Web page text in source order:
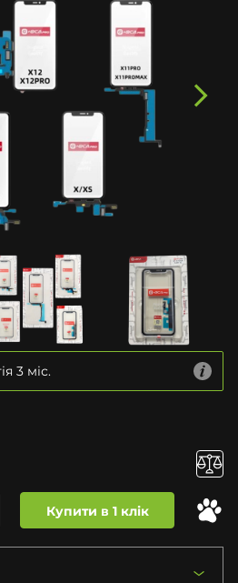
3 міс.
Купити в 1 клік